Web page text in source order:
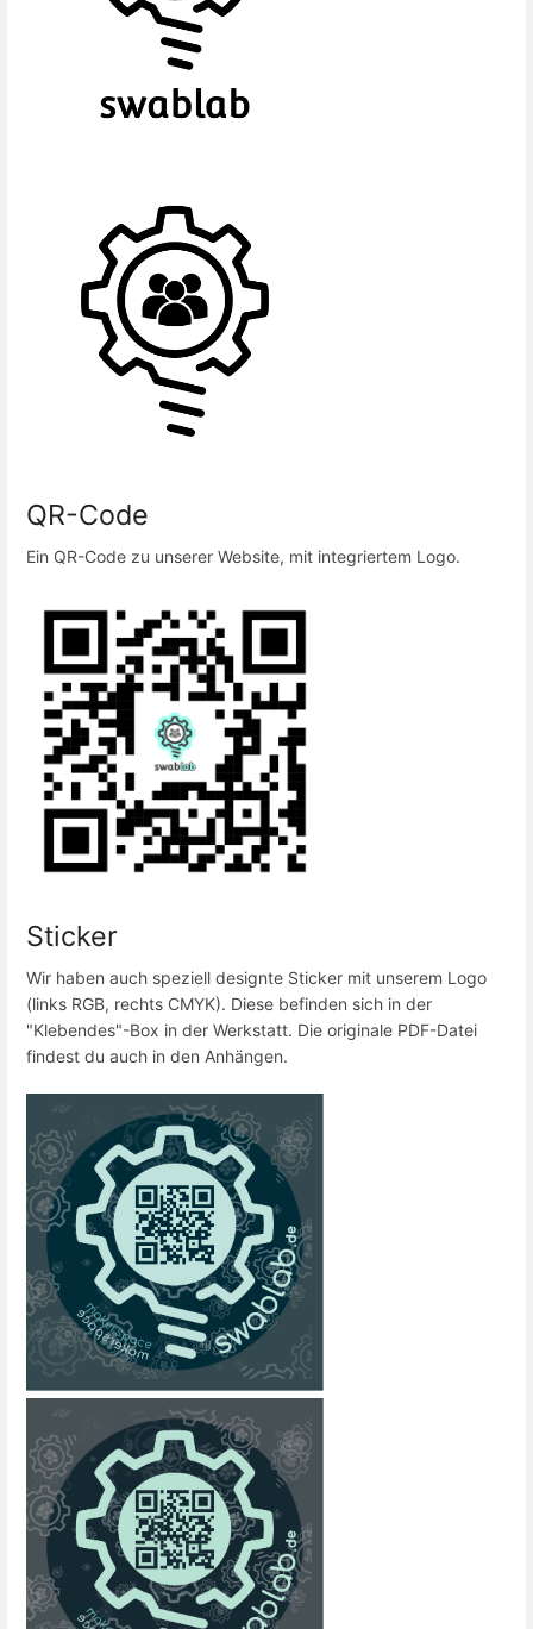
QR-Code
Ein QR-Code zu unserer Website, mit integriertem Logo.
Sticker
Wir haben auch speziell designte Sticker mit unserem Logo
(links RGB, rechts CMYK). Diese befinden sich in der
"Klebendes"-Box in der Werkstatt. Die originale PDF-Datei
findest du auch in den Anhängen.